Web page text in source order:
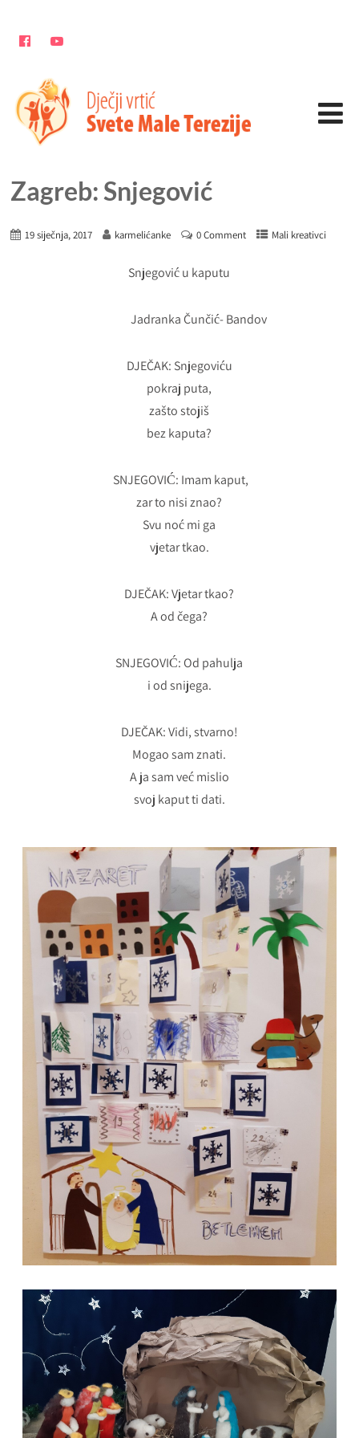
Zagreb: Snjegović
19 siječnja, 2017 karmelićanke 0 Comment Mali kreativci
Snjegović u kaputu
Jadranka Čunčić- Bandov
DJEČAK: Snjegoviću
pokraj puta,
zašto stojiš
bez kaputa?
SNJEGOVIĆ: Imam kaput,
zar to nisi znao?
Svu noć mi ga
vjetar tkao.
DJEČAK: Vjetar tkao?
A od čega?
SNJEGOVIĆ: Od pahulja
i od snijega.
DJEČAK: Vidi, stvarno!
Mogao sam znati.
A ja sam već mislio
svoj kaput ti dati.